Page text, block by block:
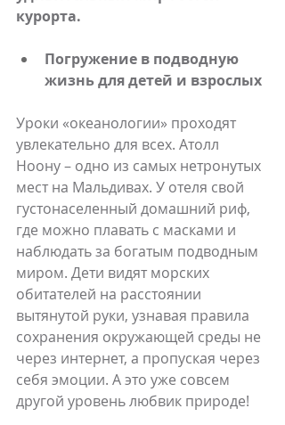
курорта.
Погружение в подводную
жизнь для детей и взрослых
Уроки «океанологии» проходят
увлекательно для всех. Атолл
Ноону – одно из самых нетронутых
мест на Мальдивах. У отеля свой
густонаселенный домашний риф,
где можно плавать с масками и
наблюдать за богатым подводным
миром. Дети видят морских
обитателей на расстоянии
вытянутой руки, узнавая правила
сохранения окружающей среды не
через интернет, а пропуская через
себя эмоции. А это уже совсем
другой уровень любвик природе!